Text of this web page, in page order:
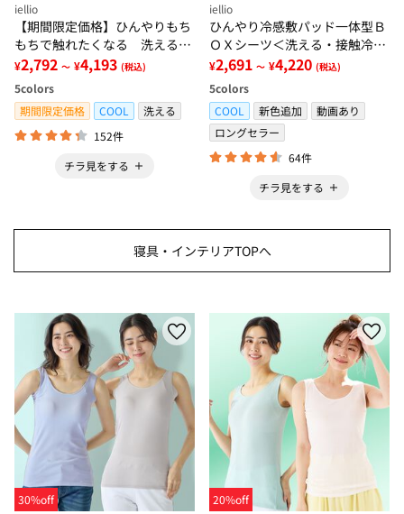
iellio
【期間限定価格】ひんやりもち
もちで触れたくなる 洗えるラ
グ＜低反発・滑りにくい・接触
冷感・防ダニ・カーペット＞
¥2,792 ～ ¥4,193 (税込)
5colors
期間限定価格
COOL
洗える
152件
チラ見をする
iellio
ひんやり冷感敷パッド一体型Ｂ
ＯＸシーツ＜洗える・接触冷
感・抗菌防臭・時短・家事楽・
ボックスシーツ・寝苦しさ対策
＞
¥2,691 ～ ¥4,220 (税込)
5colors
COOL
新色追加
動画あり
ロングセラー
64件
チラ見をする
寝具・インテリアTOPへ
30%off
20%off